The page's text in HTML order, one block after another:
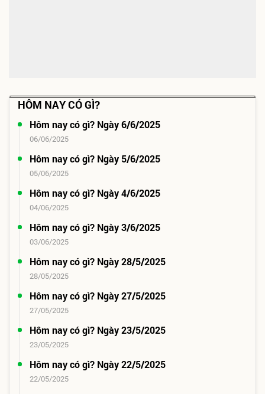
HÔM NAY CÓ GÌ?
Hôm nay có gì? Ngày 6/6/2025
06/06/2025
Hôm nay có gì? Ngày 5/6/2025
05/06/2025
Hôm nay có gì? Ngày 4/6/2025
04/06/2025
Hôm nay có gì? Ngày 3/6/2025
03/06/2025
Hôm nay có gì? Ngày 28/5/2025
28/05/2025
Hôm nay có gì? Ngày 27/5/2025
27/05/2025
Hôm nay có gì? Ngày 23/5/2025
23/05/2025
Hôm nay có gì? Ngày 22/5/2025
22/05/2025